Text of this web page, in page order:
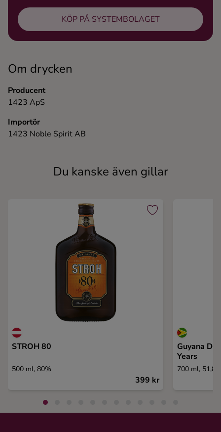
Om drycken
Producent
1423 ApS
Importör
1423 Noble Spirit AB
KÖP PÅ SYSTEMBOLAGET
Du kanske även gillar
STROH 80
500 ml, 80%
399 kr
Guyana
Years
700 ml,